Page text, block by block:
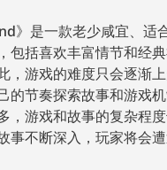
》是一款老少咸宜、适
包括喜欢丰富情节和经
，游戏的难度只会逐渐
的节奏探索故事和游戏
，游戏和故事的复杂程度
事不断深入，玩家将会